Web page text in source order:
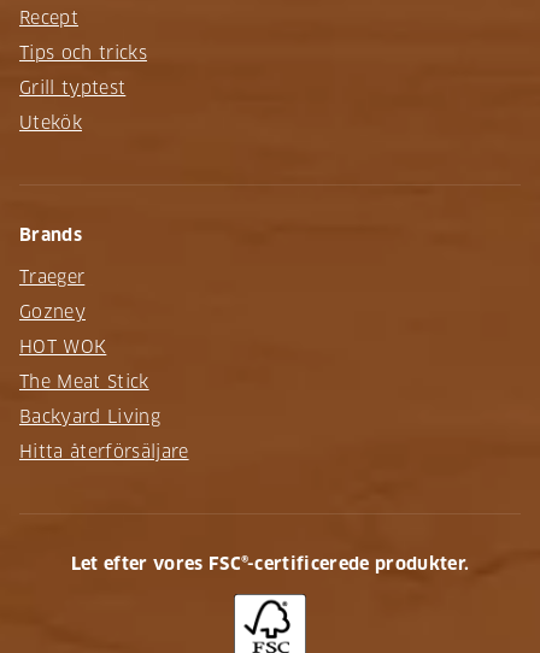
Recept
Tips och tricks
Grill typtest
Utekök
Brands
Traeger
Gozney
HOT WOK
The Meat Stick
Backyard Living
Hitta återförsäljare
Let efter vores FSC®-certificerede produkter.